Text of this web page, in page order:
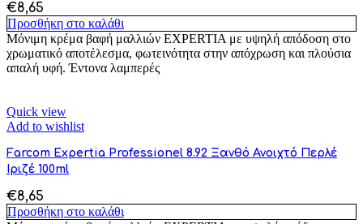
€8,65
Προσθήκη στο καλάθι
Μόνιμη κρέμα βαφή μαλλιών EXPERTIA με υψηλή απόδοση στο
χρωματικό αποτέλεσμα, φωτεινότητα στην απόχρωση και πλούσια
απαλή υφή. Έντονα λαμπερές
Quick view
Add to wishlist
Farcom Expertia Professionel 8.92 Ξανθό Ανοιχτό Περλέ
Ιριζέ 100ml
€8,65
Προσθήκη στο καλάθι